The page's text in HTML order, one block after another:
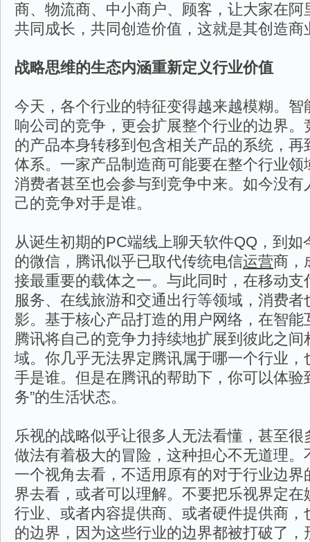
商、物流商、中小商户、顾客，让大家在阿
共同成长，共同创造价值，这就是其创造商
战略思维的生态内涵重新定义行业价值
今天，各个行业的特征变得越来越模糊。智
响公司的竞争，更会扩展整个行业的边界
的产品本身转移到包含相关产品的系统，
体系。一家产品制造商可能要在整个行业领
消费者甚至也会参与到竞争中来。如今没有
己的竞争对手是谁。
从诞生初期的PC端线上聊天软件QQ，到如
的微信，腾讯似乎已取代传统电信运营商，
接最重要的载体之一。与此同时，在移动支
服务、在线旅游和交通出行等领域，消费者
影。基于核心产品打造的用户网络，在智能
腾讯将自己的竞争力持续地扩展到彼此之间
域。你几乎无法界定腾讯属于哪一个行业，
手是谁。但是在腾讯的帮助下，你可以体验
务”的生活状态。
乐视的战略似乎让很多人无法看懂，甚至
做法有着极大的冒险，这种担心不无道理。
一个视角去看，不适用原有的对于行业边
界去看，或者可以理解。不要把乐视界定在
行业、或者内容提供商、或者硬件提供商，
的边界，因为这些行业的边界都被打破了